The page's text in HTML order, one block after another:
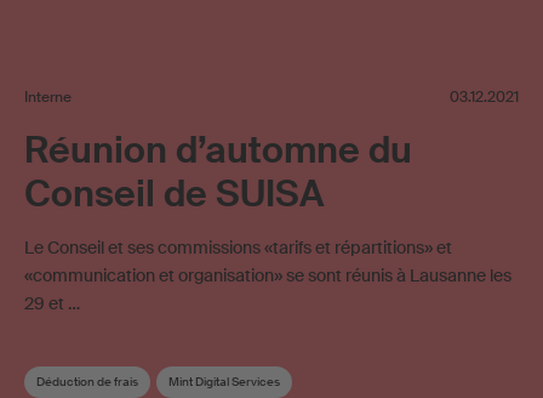
Interne 03.12.2021
Réunion d’automne du
Conseil de SUISA
Le Conseil et ses commissions «tarifs et répartitions» et
«communication et organisation» se sont réunis à Lausanne les
29 et …
Déduction de frais Mint Digital Services